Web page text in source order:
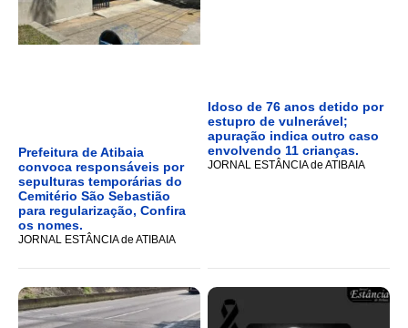
Prefeitura de Atibaia
convoca responsáveis por
sepulturas temporárias do
Cemitério São Sebastião
para regularização, Confira
os nomes.
JORNAL ESTÂNCIA de ATIBAIA
Idoso de 76 anos detido por
estupro de vulnerável;
apuração indica outro caso
envolvendo 11 crianças.
JORNAL ESTÂNCIA de ATIBAIA